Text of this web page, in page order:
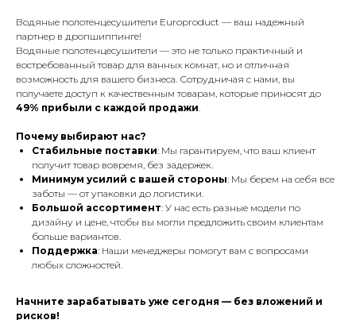
Водяные полотенцесушители Europroduct — ваш надежный
партнер в дропшиппинге!
Водяные полотенцесушители — это не только практичный и
востребованный товар для ванных комнат, но и отличная
возможность для вашего бизнеса. Сотрудничая с нами, вы
получаете доступ к качественным товарам, которые приносят до
49% прибыли с каждой продажи.
Почему выбирают нас?
Стабильные поставки: Мы гарантируем, что ваш клиент
получит товар вовремя, без задержек.
Минимум усилий с вашей стороны: Мы берем на себя все
заботы — от упаковки до логистики.
Большой ассортимент: У нас есть разные модели по
дизайну и цене, чтобы вы могли предложить своим клиентам
больше вариантов.
Поддержка: Наши менеджеры помогут вам с вопросами
любых сложностей.
Начните зарабатывать уже сегодня — без вложений и
рисков!